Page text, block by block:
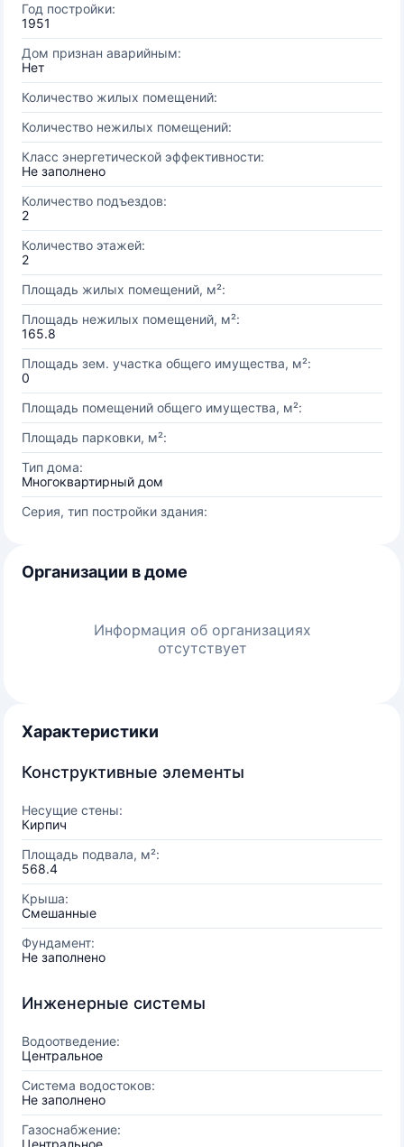
Год постройки:
1951
Дом признан аварийным:
Нет
Количество жилых помещений:
Количество нежилых помещений:
Класс энергетической эффективности:
Не заполнено
Количество подъездов:
2
Количество этажей:
2
Площадь жилых помещений, м²:
Площадь нежилых помещений, м²:
165.8
Площадь зем. участка общего имущества, м²:
0
Площадь помещений общего имущества, м²:
Площадь парковки, м²:
Тип дома:
Многоквартирный дом
Серия, тип постройки здания:
Организации в доме
Информация об организациях
отсутствует
Характеристики
Конструктивные элементы
Несущие стены:
Кирпич
Площадь подвала, м²:
568.4
Крыша:
Смешанные
Фундамент:
Не заполнено
Инженерные системы
Водоотведение:
Центральное
Система водостоков:
Не заполнено
Газоснабжение:
Центральное